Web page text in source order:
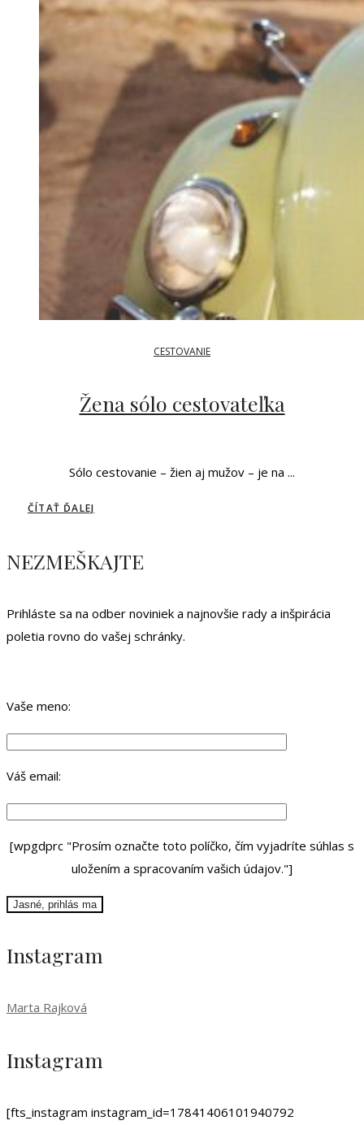
CESTOVANIE
Žena sólo cestovateľka
Sólo cestovanie – žien aj mužov – je na ...
ČÍTAŤ ĎALEJ
NEZMEŠKAJTE
Prihláste sa na odber noviniek a najnovšie rady a inšpirácia
poletia rovno do vašej schránky.
Vaše meno:
Váš email:
[wpgdprc "Prosím označte toto políčko, čím vyjadríte súhlas s
uložením a spracovaním vašich údajov."]
Instagram
Marta Rajková
Instagram
[fts_instagram instagram_id=17841406101940792